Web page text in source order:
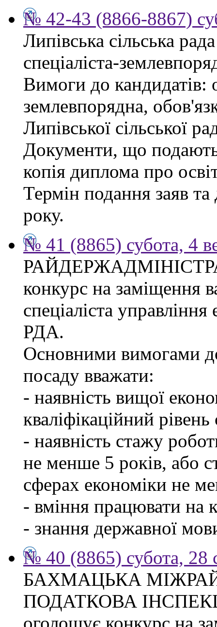
№ 42-43 (8866-8867)
Липівська сільська
спеціаліста-
Вимоги до кандидатів:
землевпорядна,
Липівської сільської
Документи, що
копія диплома про
Термін подання заяв
року.
№ 41 (8865) субота, 4
конкурс на заміщення
спеціаліста
РДА.
Основними вимогами
посаду вважати:
- наявність вищої
кваліфікаційний рівень
- наявність стажу
не менше 5 років, або
сферах економіки не
- вміння працювати на
- знання державної
№ 40 (8865) субота, 28
БАХМАЦЬКА
ПОДАТКОВА
оголошує конкурс на